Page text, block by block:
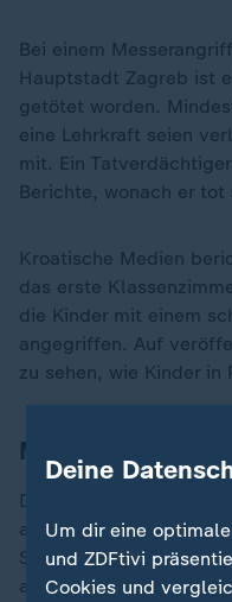
Bei einem
Hauptstadt Zagreb ist
getötet worden.
eine Lehrkraft seien
mit. Ein
Berichte, wonach er
Kroatische Medien
das erste
die Kinder mit einem
angegriffen. Auf
zu sehen, wie Kinder in
Die Polizei habe das
abgeriegelt, hieß es
Schulkindern seien in
aufgerufen worden,
Deine
Um dir eine
und ZDFtivi
Cookies und